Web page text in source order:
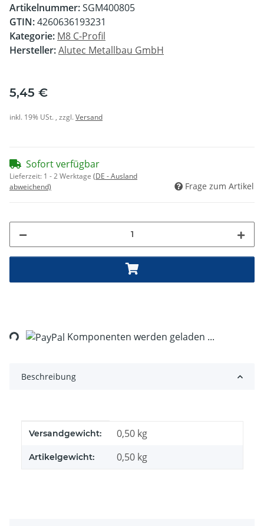
Artikelnummer:SGM400805
GTIN:4260636193231
Kategorie: M8 C-Profil
Hersteller:Alutec Metallbau GmbH
5,45 €
inkl. 19% USt. , zzgl.Versand
Sofort verfügbar
Lieferzeit: 1 - 2 Werktage (DE - Ausland
abweichend)
Frage zum Artikel
Komponenten werden geladen ...
Beschreibung
Produkteigenschaft
Wert
Versandgewicht: 0,50 kg
Artikelgewicht: 0,50 kg